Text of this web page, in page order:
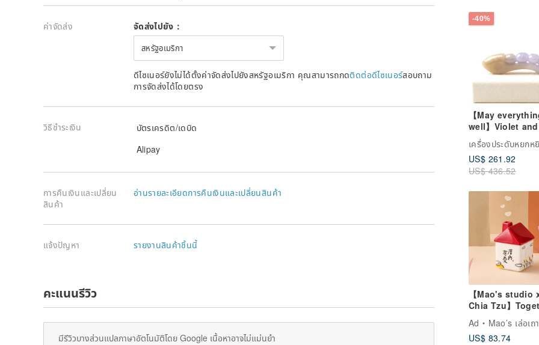
Sky Starry Sky
-40%
【May
well】Violet and
yellow jade
color Ruyi |
Burmese A-grade
jadeite | Gift
เครื่องประดับหยกห
US$ 261.92
US$ 436.52
【Mao's studio
Chia Tzu】
at Home Single
House Gift Box
Ad
Mao’s เล่อเถ
US$ 83.74
ค่าจัดส่ง จัดส่งไปยัง：
สหรัฐอเมริกา
ดีไซเนอร์ยังไม่ได้ตั้งค่าจัดส่งไปยังสหรัฐอเมริกา คุณสามารถกดติดต่อดีไซเนอร์สอบถาม
การจัดส่งได้โดยตรง
วิธีชำระเงิน
บัตรเครดิต/เดบิด
Alipay
การคืนเงินและเปลี่ยน
สินค้า
อ่านรายละเอียดการคืนเงินและเปลี่ยนสินค้า
แจ้งปัญหา รายงานสินค้าชิ้นนี้
คะแนนรีวิว
มีรีวิวบางส่วนแปลภาษาอัตโนมัติโดย Google เนื้อหาอาจไม่แม่นยำ